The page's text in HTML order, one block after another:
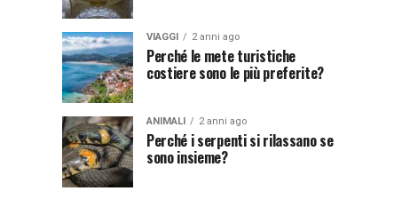
VIAGGI 2 anni ago
Perché le mete turistiche
costiere sono le più preferite?
ANIMALI 2 anni ago
Perché i serpenti si rilassano se
sono insieme?